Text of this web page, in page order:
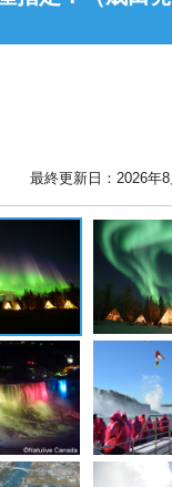
最終更新日：2026年